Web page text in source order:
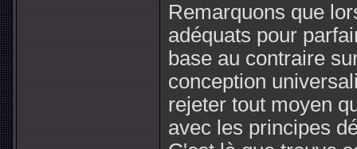
Remarquons que
adéquats pour
base au contraire
conception
rejeter tout moyen
avec les principes